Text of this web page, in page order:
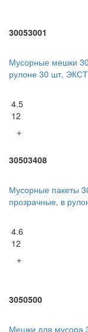
30053001
Мусорные мешки
рулоне 30 шт,
4.5
12
+
30503408
Мусорные пакеты
прозрачные, в
4.6
12
+
3050500
Мешки для мусора